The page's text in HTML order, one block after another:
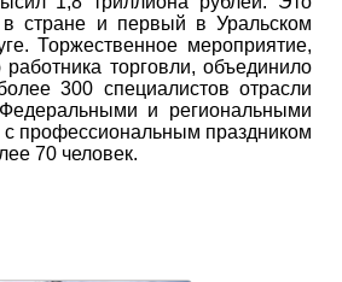
в стране и первый в Уральском
Торжественное мероприятие,
торговли, объединило
300 специалистов отрасли
и региональными
с профессиональным праздником
70 человек.